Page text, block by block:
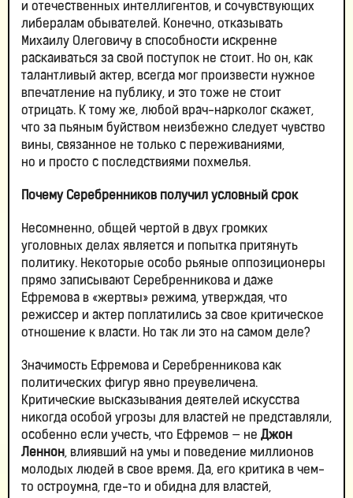
и отечественных интеллигентов, и сочувствующих
либералам обывателей. Конечно, отказывать
Михаилу Олеговичу в способности искренне
раскаиваться за свой поступок не стоит. Но он, как
талантливый актер, всегда мог произвести нужное
впечатление на публику, и это тоже не стоит
отрицать. К тому же, любой врач-нарколог скажет,
что за пьяным буйством неизбежно следует чувство
вины, связанное не только с переживаниями,
но и просто с последствиями похмелья.
Почему Серебренников получил условный срок
Несомненно, общей чертой в двух громких
уголовных делах является и попытка притянуть
политику. Некоторые особо рьяные оппозиционеры
прямо записывают Серебренникова и даже
Ефремова в «жертвы» режима, утверждая, что
режиссер и актер поплатились за свое критическое
отношение к власти. Но так ли это на самом деле?
Значимость Ефремова и Серебренникова как
политических фигур явно преувеличена.
Критические высказывания деятелей искусства
никогда особой угрозы для властей не представляли,
особенно если учесть, что Ефремов — не Джон
Леннон, влиявший на умы и поведение миллионов
молодых людей в свое время. Да, его критика в чем-
то остроумна, где-то и обидна для властей,